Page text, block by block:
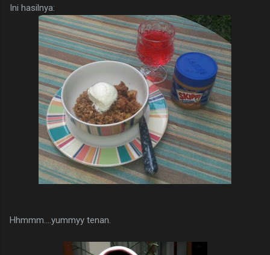
Ini hasilnya:
Hhmmm....yummyy tenan.